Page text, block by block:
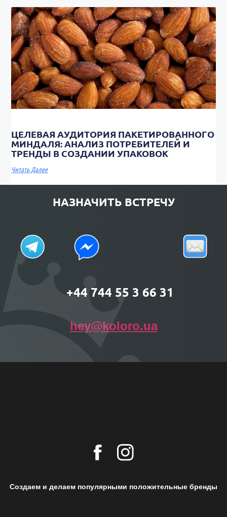
ЦЕЛЕВАЯ АУДИТОРИЯ ПАКЕТИРОВАННОГО
МИНДАЛЯ: АНАЛИЗ ПОТРЕБИТЕЛЕЙ И
ТРЕНДЫ В СОЗДАНИИ УПАКОВОК
Читать Далее
НАЗНАЧИТЬ ВСТРЕЧУ
+44 744 55 3 66 31
hey@koloro.ua
Создаем и делаем популярными положительные бренды